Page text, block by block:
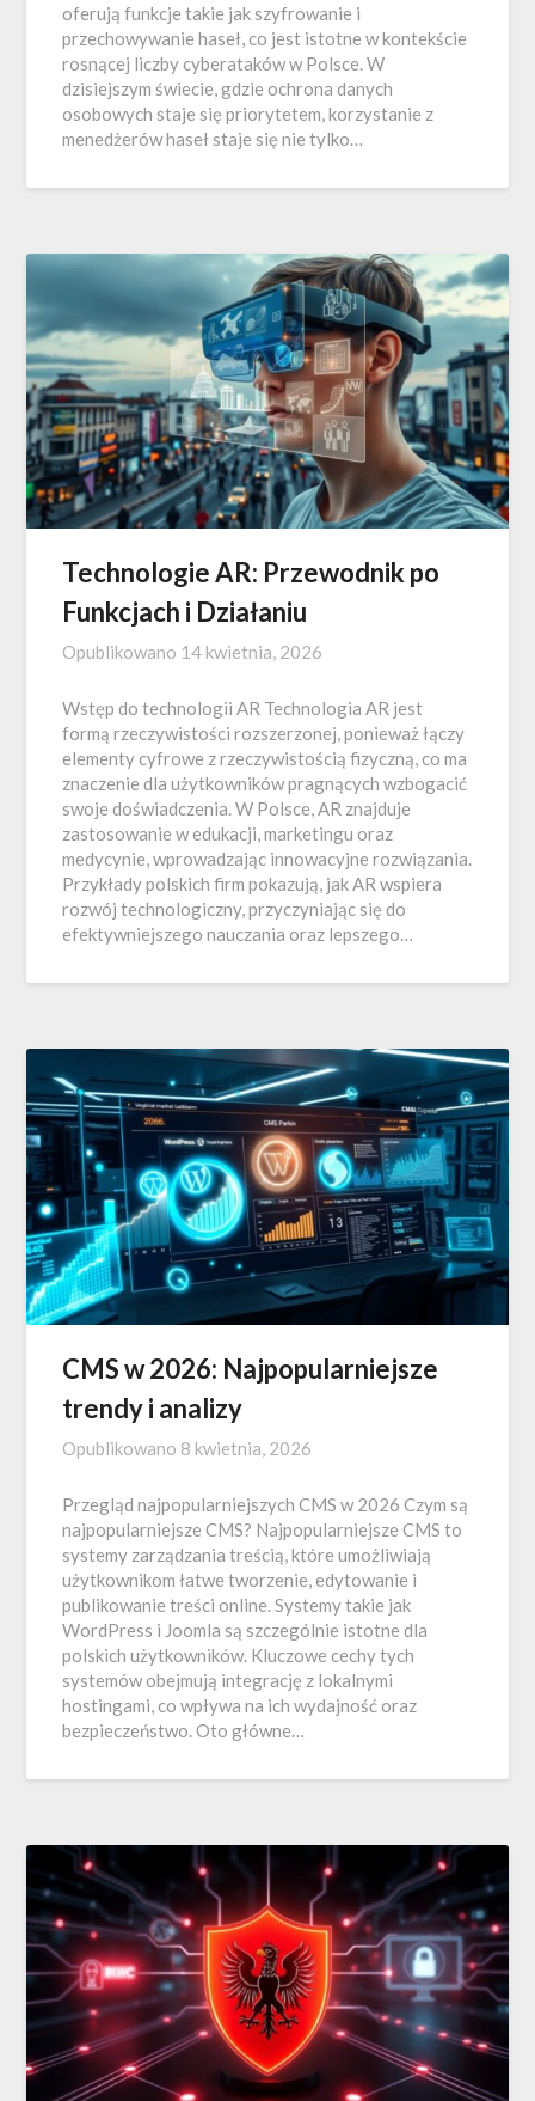
oferują funkcje takie jak szyfrowanie i
przechowywanie haseł, co jest istotne w kontekście
rosnącej liczby cyberataków w Polsce. W
dzisiejszym świecie, gdzie ochrona danych
osobowych staje się priorytetem, korzystanie z
menedżerów haseł staje się nie tylko…
Technologie AR: Przewodnik po
Funkcjach i Działaniu
Opublikowano 14 kwietnia, 2026
Wstęp do technologii AR Technologia AR jest
formą rzeczywistości rozszerzonej, ponieważ łączy
elementy cyfrowe z rzeczywistością fizyczną, co ma
znaczenie dla użytkowników pragnących wzbogacić
swoje doświadczenia. W Polsce, AR znajduje
zastosowanie w edukacji, marketingu oraz
medycynie, wprowadzając innowacyjne rozwiązania.
Przykłady polskich firm pokazują, jak AR wspiera
rozwój technologiczny, przyczyniając się do
efektywniejszego nauczania oraz lepszego…
CMS w 2026: Najpopularniejsze
trendy i analizy
Opublikowano 8 kwietnia, 2026
Przegląd najpopularniejszych CMS w 2026 Czym są
najpopularniejsze CMS? Najpopularniejsze CMS to
systemy zarządzania treścią, które umożliwiają
użytkownikom łatwe tworzenie, edytowanie i
publikowanie treści online. Systemy takie jak
WordPress i Joomla są szczególnie istotne dla
polskich użytkowników. Kluczowe cechy tych
systemów obejmują integrację z lokalnymi
hostingami, co wpływa na ich wydajność oraz
bezpieczeństwo. Oto główne…